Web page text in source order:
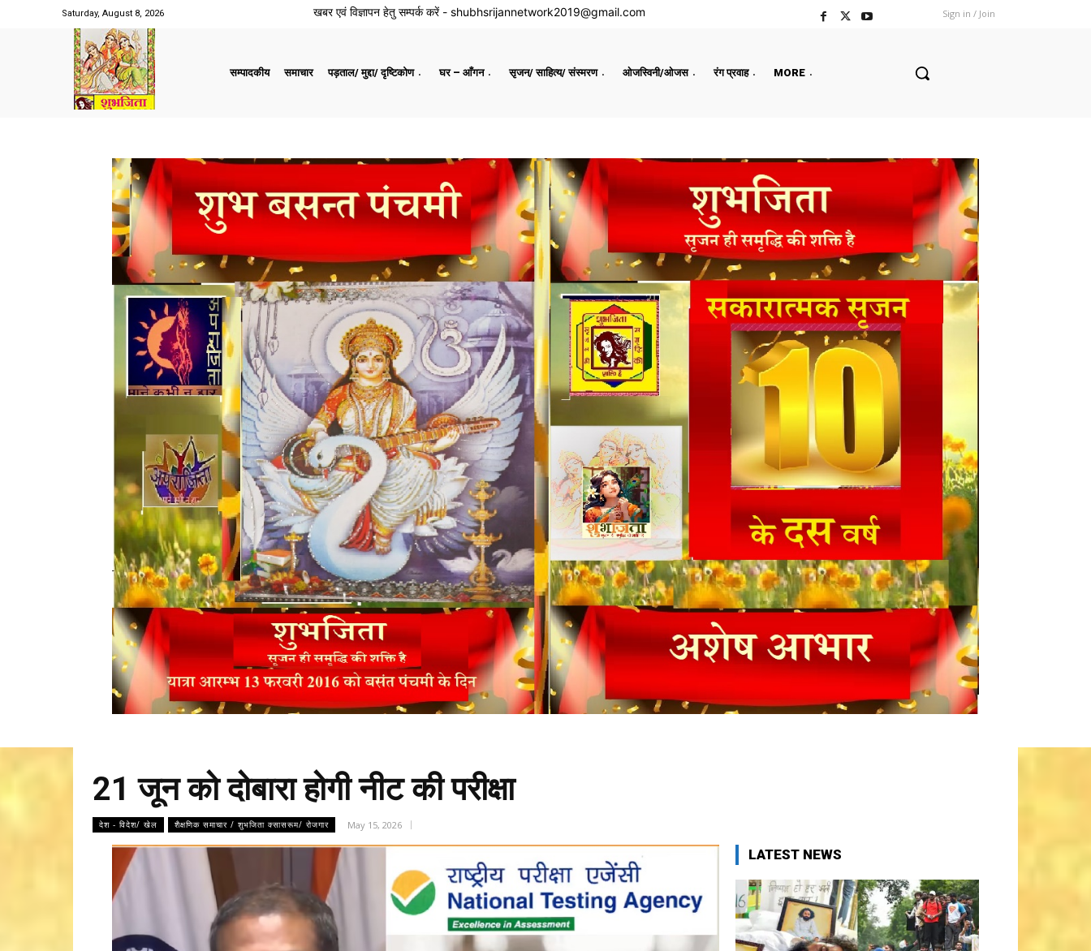
Saturday, August 8, 2026 खबर एवं विज्ञापन हेतु सम्पर्क करें - shubhsrijannetwork2019@gmail.com Sign in / Join
सम्पादकीय समाचार पड़ताल/ मुद्दा/ दृष्टिकोण घर – आँगन सृजन/ साहित्य/ संस्मरण ओजस्विनी/ओजस रंग प्रवाह MORE
21 जून को दोबारा होगी नीट की परीक्षा
देश - विदेश/ खेल शैक्षणिक समाचार / शुभजिता क्सासरूम/ रोजगार May 15, 2026
LATEST NEWS